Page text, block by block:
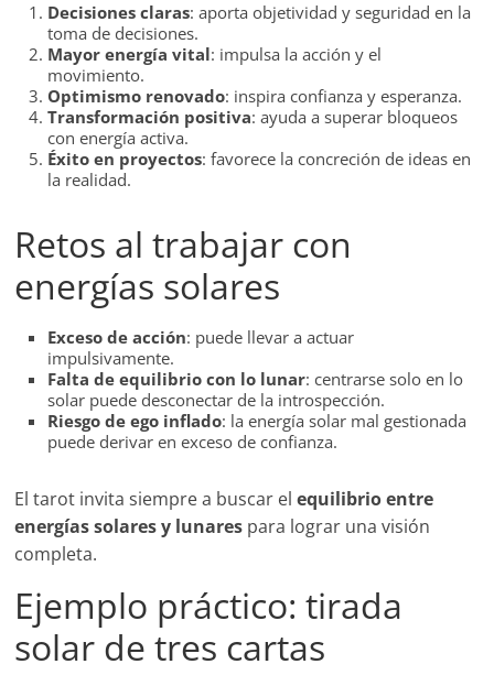
Decisiones claras: aporta objetividad y seguridad en la
toma de decisiones.
Mayor energía vital: impulsa la acción y el
movimiento.
Optimismo renovado: inspira confianza y esperanza.
Transformación positiva: ayuda a superar bloqueos
con energía activa.
Éxito en proyectos: favorece la concreción de ideas en
la realidad.
Retos al trabajar con
energías solares
Exceso de acción: puede llevar a actuar
impulsivamente.
Falta de equilibrio con lo lunar: centrarse solo en lo
solar puede desconectar de la introspección.
Riesgo de ego inflado: la energía solar mal gestionada
puede derivar en exceso de confianza.
El tarot invita siempre a buscar elequilibrio entre
energías solares y lunares para lograr una visión
completa.
Ejemplo práctico: tirada
solar de tres cartas